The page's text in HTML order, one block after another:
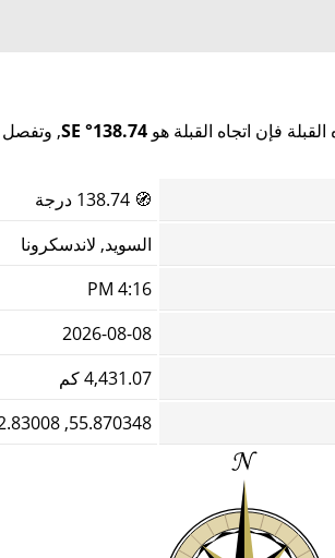
فإن اتجاه القبلة هو 138.74° SE
, وتفصل
🧭
السويد, لاندسكرونا
4:16 PM
2026-08-08
4,431.07 كم
55.870348, 12.83008